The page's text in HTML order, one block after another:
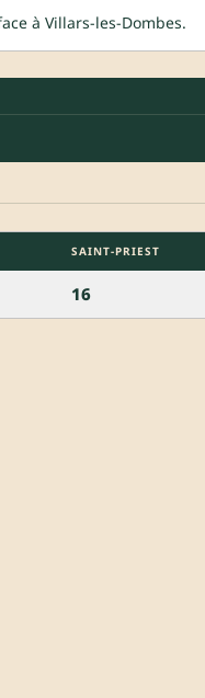
à Villars-les-Dombes.
SAINT-PRIEST
16